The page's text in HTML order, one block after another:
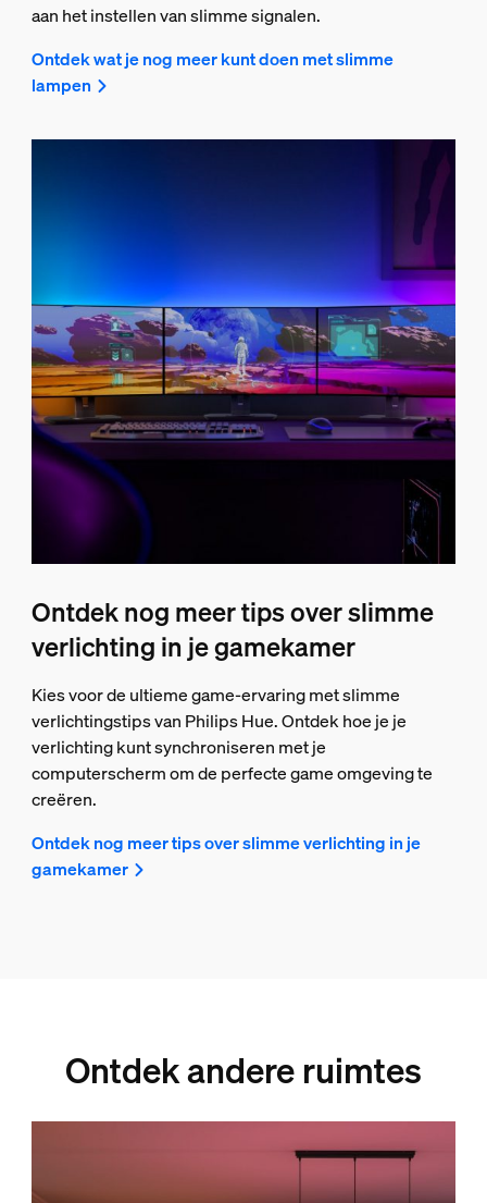
aan het instellen van slimme signalen.
Ontdek wat je nog meer kunt doen met slimme
lampen
Ontdek nog meer tips over slimme
verlichting in je gamekamer
Kies voor de ultieme game-ervaring met slimme
verlichtingstips van Philips Hue. Ontdek hoe je je
verlichting kunt synchroniseren met je
computerscherm om de perfecte game omgeving te
creëren.
Ontdek nog meer tips over slimme verlichting in je
gamekamer
Ontdek andere ruimtes